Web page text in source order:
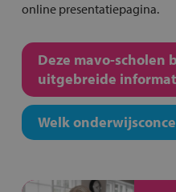
online presentatiepagina.
Deze mavo-scholen
uitgebreide
Welk